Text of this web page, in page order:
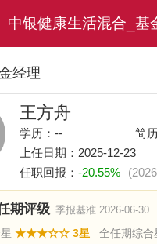
中银健康生活混合_基
经理
王方舟
学历：-- 简
上任日期：2025-12-23
任职回报：-20.55%
期评级 季报基准 2026-06-30
★★★☆☆ 3星 全任期综合